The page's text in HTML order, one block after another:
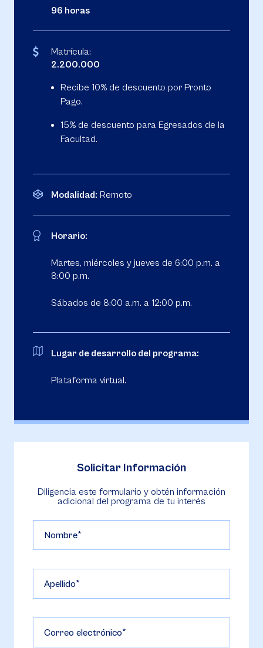
96 horas
Matrícula:
2.200.000
Recibe 10% de descuento por Pronto
Pago.
15% de descuento para Egresados de la
Facultad.
Modalidad: Remoto
Horario:
Martes, miércoles y jueves de 6:00 p.m. a
8:00 p.m.
Sábados de 8:00 a.m. a 12:00 p.m.
Lugar de desarrollo del programa:
Plataforma virtual.
Solicitar Información
Diligencia este formulario y obtén información
adicional del programa de tu interés
Nombre
Apellido
Correo electrónico